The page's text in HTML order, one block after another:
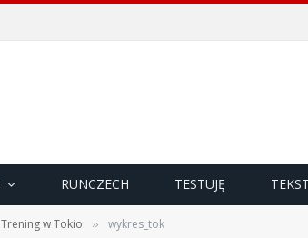
RUNCZECH TESTUJĘ
Trening w Tokio » wykres_tok